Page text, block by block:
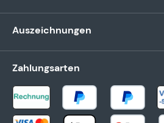
Auszeichnungen
Zahlungsarten